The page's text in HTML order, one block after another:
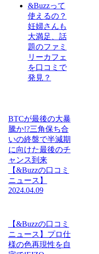
&Buzzって
使えるの？
妊婦さんも
大満足、話
題のファミ
リーカフェ
を口コミで
発見？
BTCが最後の大暴
騰か!?三角保ち合
いの終盤で半減期
に向けた最後のチ
ャンス到来
【&Buzzの口コミ
ニュース】
2024.04.09
【&Buzzの口コミ
ニュース】プロ仕
様の色再現性を自